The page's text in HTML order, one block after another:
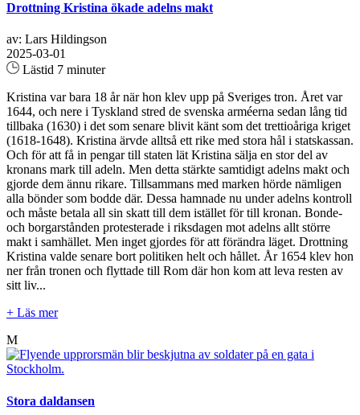
Drottning Kristina ökade adelns makt
av: Lars Hildingson
2025-03-01
Lästid 7 minuter
Kristina var bara 18 år när hon klev upp på Sveriges tron. Året var
1644, och nere i Tyskland stred de svenska arméerna sedan lång tid
tillbaka (1630) i det som senare blivit känt som det trettioåriga kriget
(1618-1648). Kristina ärvde alltså ett rike med stora hål i statskassan.
Och för att få in pengar till staten lät Kristina sälja en stor del av
kronans mark till adeln. Men detta stärkte samtidigt adelns makt och
gjorde dem ännu rikare. Tillsammans med marken hörde nämligen
alla bönder som bodde där. Dessa hamnade nu under adelns kontroll
och måste betala all sin skatt till dem istället för till kronan. Bonde-
och borgarstånden protesterade i riksdagen mot adelns allt större
makt i samhället. Men inget gjordes för att förändra läget. Drottning
Kristina valde senare bort politiken helt och hållet. År 1654 klev hon
ner från tronen och flyttade till Rom där hon kom att leva resten av
sitt liv...
+ Läs mer
M
Stora daldansen